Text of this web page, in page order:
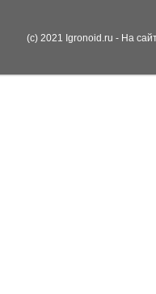
(c) 2021 Igronoid.ru - На